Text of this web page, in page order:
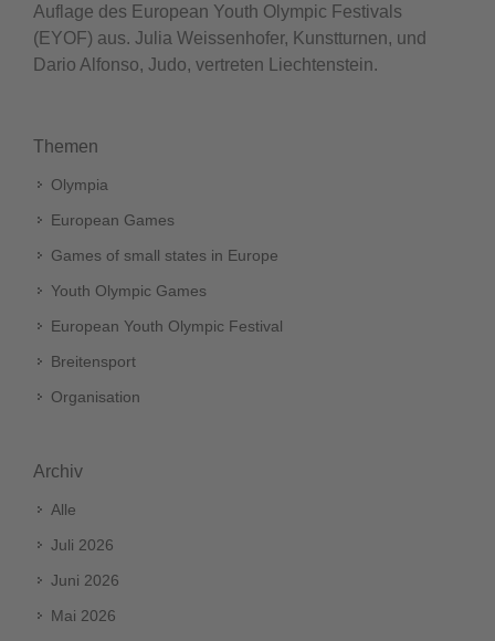
Auflage des European Youth Olympic Festivals
(EYOF) aus. Julia Weissenhofer, Kunstturnen, und
Dario Alfonso, Judo, vertreten Liechtenstein.
Themen
Olympia
European Games
Games of small states in Europe
Youth Olympic Games
European Youth Olympic Festival
Breitensport
Organisation
Archiv
Alle
Juli 2026
Juni 2026
Mai 2026